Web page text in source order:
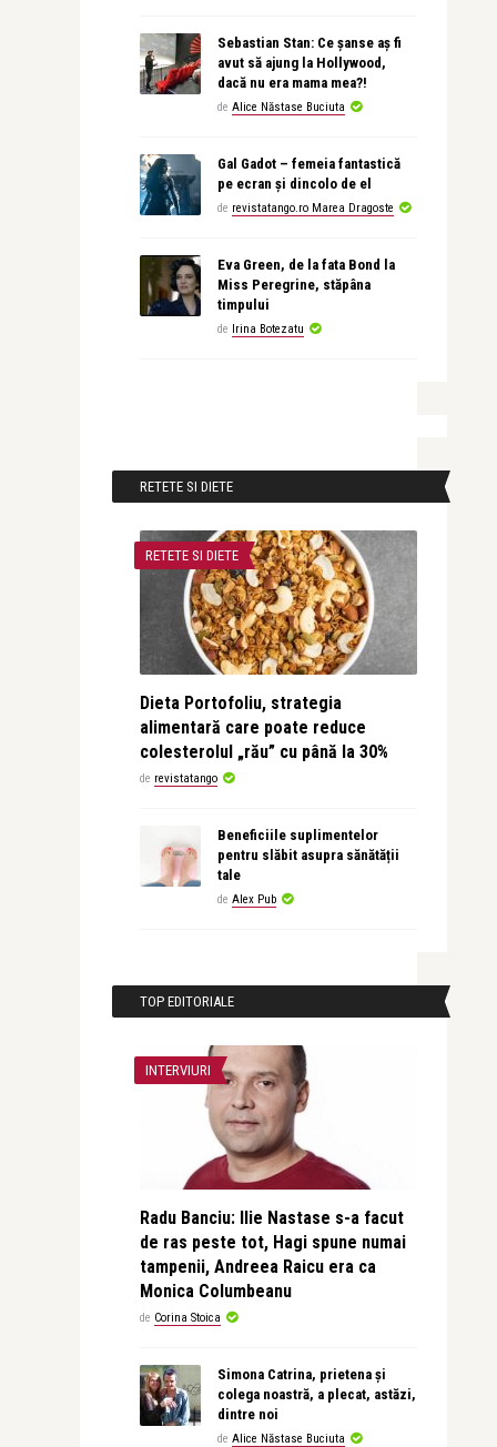
Sebastian Stan: Ce șanse aș fi
avut să ajung la Hollywood,
dacă nu era mama mea?!
de Alice Năstase Buciuta
Gal Gadot – femeia fantastică
pe ecran și dincolo de el
de revistatango.ro Marea Dragoste
Eva Green, de la fata Bond la
Miss Peregrine, stăpâna
timpului
de Irina Botezatu
RETETE SI DIETE
RETETE SI DIETE
Dieta Portofoliu, strategia
alimentară care poate reduce
colesterolul „rău” cu până la 30%
de revistatango
Beneficiile suplimentelor
pentru slăbit asupra sănătății
tale
de Alex Pub
TOP EDITORIALE
INTERVIURI
Radu Banciu: Ilie Nastase s-a facut
de ras peste tot, Hagi spune numai
tampenii, Andreea Raicu era ca
Monica Columbeanu
de Corina Stoica
Simona Catrina, prietena și
colega noastră, a plecat, astăzi,
dintre noi
de Alice Năstase Buciuta